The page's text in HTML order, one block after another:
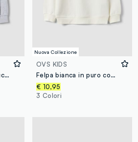
Felpa grigia con cappuccio in puro cotone organico over fit per bambino
Nuova Collezione
OVS KIDS
Felpa bianca in puro cotone organico relaxed fit con stampa per bambino
€ 10,95
3 Colori